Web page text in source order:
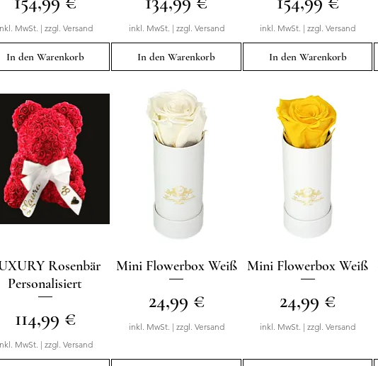
MwSt. |zzgl. Versand
In den Warenkorb
inkl. MwSt. | zzgl. Versand
In den Warenkorb
inkl. MwSt. |zzgl. Versand
In den Warenkorb
Schnellansicht
Rosenbär
Personalisiert
Preis
114,99 €
MwSt. |zzgl. Versand
Schnellansicht
Mini Flowerbox Weiß
Preis
24,99 €
inkl. MwSt. | zzgl. Versand
Schnellansicht
Mini Flowerbox Weiß
Preis
24,99 €
inkl. MwSt. |zzgl. Versand